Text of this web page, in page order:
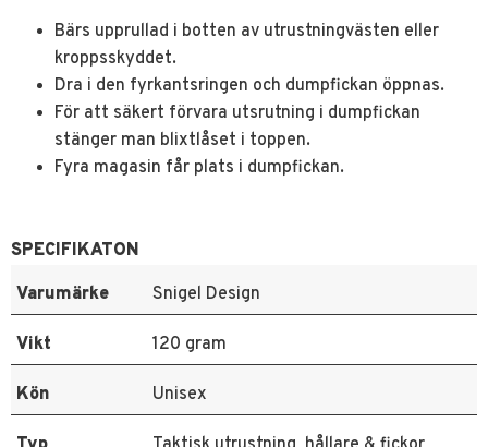
Bärs upprullad i botten av utrustningvästen eller
kroppsskyddet.
Dra i den fyrkantsringen och dumpfickan öppnas.
För att säkert förvara utsrutning i dumpfickan
stänger man blixtlåset i toppen.
Fyra magasin får plats i dumpfickan.
SPECIFIKATON
Varumärke
Snigel Design
Vikt 120 gram
Kön Unisex